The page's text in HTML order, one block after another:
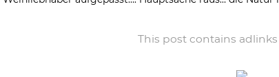
This post contains